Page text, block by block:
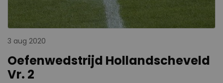
3 aug 2020
Oefenwedstrijd Hollandscheveld
Vr. 2